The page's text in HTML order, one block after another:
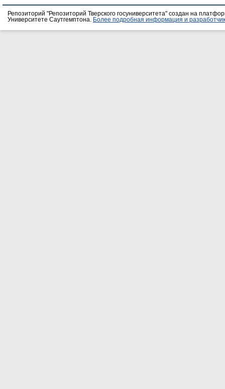
Репозиторий "Репозиторий Тверского госуниверситета" создан на
Университете Саутгемптона. Более подробная информация и